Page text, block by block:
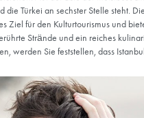
hingegen hat sich den
anzubieten. Viele
Einsatz von DHI-
ihren Haarausfall suchen.
Nachher-Fotos von